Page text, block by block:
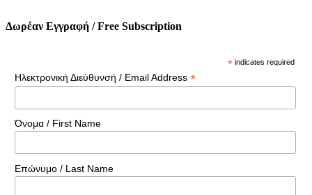
Δωρέαν Εγγραφή / Free Subscription
* indicates required
Ηλεκτρονική Διεύθυνσή / Email Address *
Όνομα / First Name
Επώνυμο / Last Name